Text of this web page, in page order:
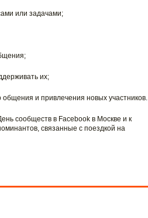
или задачами;
их;
и привлечения новых участников.
сообществ в Facebook в Москве и к
связанные с поездкой на